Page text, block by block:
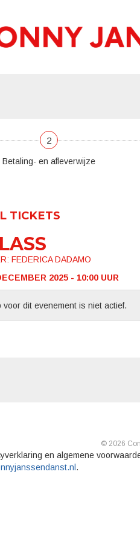
2
Betaling- en afleverwijze
TICKETS
FEDERICA DADAMO
2025 - 10:00 UUR
voor dit evenement is niet actief.
© 2026
en algemene
.